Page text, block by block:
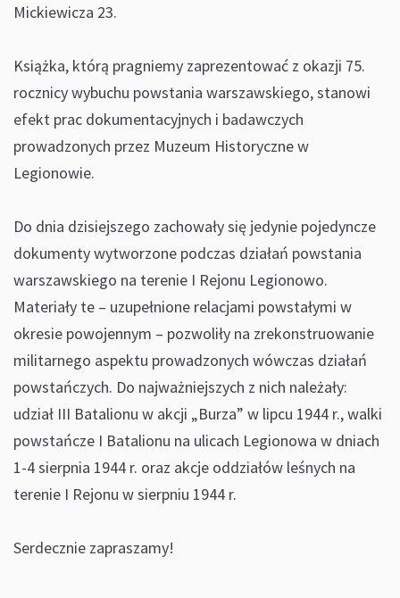
Mickiewicza 23.
Książka, którą pragniemy zaprezentować z okazji 75.
rocznicy wybuchu powstania warszawskiego, stanowi
efekt prac dokumentacyjnych i badawczych
prowadzonych przez Muzeum Historyczne w
Legionowie.
Do dnia dzisiejszego zachowały się jedynie pojedyncze
dokumenty wytworzone podczas działań powstania
warszawskiego na terenie I Rejonu Legionowo.
Materiały te – uzupełnione relacjami powstałymi w
okresie powojennym – pozwoliły na zrekonstruowanie
militarnego aspektu prowadzonych wówczas działań
powstańczych. Do najważniejszych z nich należały:
udział III Batalionu w akcji „Burza” w lipcu 1944 r., walki
powstańcze I Batalionu na ulicach Legionowa w dniach
1-4 sierpnia 1944 r. oraz akcje oddziałów leśnych na
terenie I Rejonu w sierpniu 1944 r.
Serdecznie zapraszamy!